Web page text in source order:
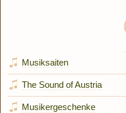
Musiksaiten
The Sound of Austria
Musikergeschenke